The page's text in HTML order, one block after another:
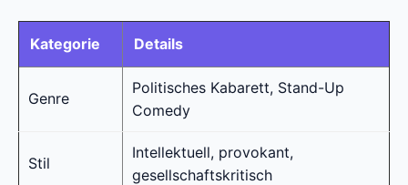
Kategorie Details
Genre
Politisches Kabarett, Stand-Up
Comedy
Stil
Intellektuell, provokant,
gesellschaftskritisch